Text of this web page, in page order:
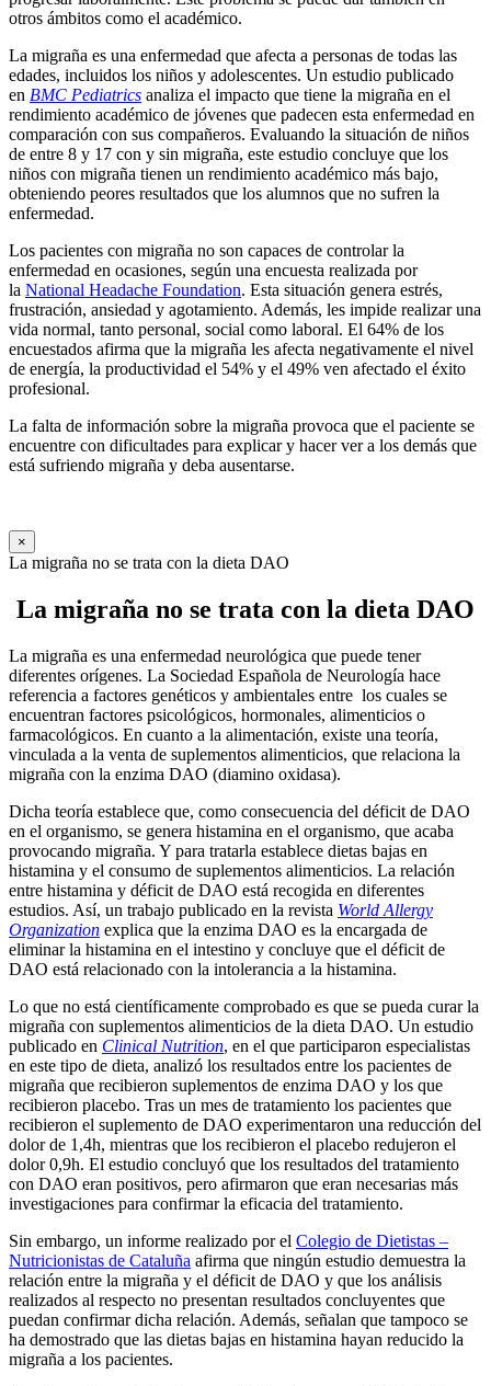
otros ámbitos como el académico.
La migraña es una enfermedad que afecta a personas de todas las
edades, incluidos los niños y adolescentes. Un estudio publicado
en BMC Pediatrics analiza el impacto que tiene la migraña en el
rendimiento académico de jóvenes que padecen esta enfermedad en
comparación con sus compañeros. Evaluando la situación de niños
de entre 8 y 17 con y sin migraña, este estudio concluye que los
niños con migraña tienen un rendimiento académico más bajo,
obteniendo peores resultados que los alumnos que no sufren la
enfermedad.
Los pacientes con migraña no son capaces de controlar la
enfermedad en ocasiones, según una encuesta realizada por
la National Headache Foundation. Esta situación genera estrés,
frustración, ansiedad y agotamiento. Además, les impide realizar una
vida normal, tanto personal, social como laboral. El 64% de los
encuestados afirma que la migraña les afecta negativamente el nivel
de energía, la productividad el 54% y el 49% ven afectado el éxito
profesional.
La falta de información sobre la migraña provoca que el paciente se
encuentre con dificultades para explicar y hacer ver a los demás que
está sufriendo migraña y deba ausentarse.
×
La migraña no se trata con la dieta DAO
La migraña no se trata con la dieta DAO
La migraña es una enfermedad neurológica que puede tener
diferentes orígenes. La Sociedad Española de Neurología hace
referencia a factores genéticos y ambientales entre los cuales se
encuentran factores psicológicos, hormonales, alimenticios o
farmacológicos. En cuanto a la alimentación, existe una teoría,
vinculada a la venta de suplementos alimenticios, que relaciona la
migraña con la enzima DAO (diamino oxidasa).
Dicha teoría establece que, como consecuencia del déficit de DAO
en el organismo, se genera histamina en el organismo, que acaba
provocando migraña. Y para tratarla establece dietas bajas en
histamina y el consumo de suplementos alimenticios. La relación
entre histamina y déficit de DAO está recogida en diferentes
estudios. Así, un trabajo publicado en la revista World Allergy
Organization explica que la enzima DAO es la encargada de
eliminar la histamina en el intestino y concluye que el déficit de
DAO está relacionado con la intolerancia a la histamina.
Lo que no está científicamente comprobado es que se pueda curar la
migraña con suplementos alimenticios de la dieta DAO. Un estudio
publicado en Clinical Nutrition, en el que participaron especialistas
en este tipo de dieta, analizó los resultados entre los pacientes de
migraña que recibieron suplementos de enzima DAO y los que
recibieron placebo. Tras un mes de tratamiento los pacientes que
recibieron el suplemento de DAO experimentaron una reducción del
dolor de 1,4h, mientras que los recibieron el placebo redujeron el
dolor 0,9h. El estudio concluyó que los resultados del tratamiento
con DAO eran positivos, pero afirmaron que eran necesarias más
investigaciones para confirmar la eficacia del tratamiento.
Sin embargo, un informe realizado por el Colegio de Dietistas –
Nutricionistas de Cataluña afirma que ningún estudio demuestra la
relación entre la migraña y el déficit de DAO y que los análisis
realizados al respecto no presentan resultados concluyentes que
puedan confirmar dicha relación. Además, señalan que tampoco se
ha demostrado que las dietas bajas en histamina hayan reducido la
migraña a los pacientes.